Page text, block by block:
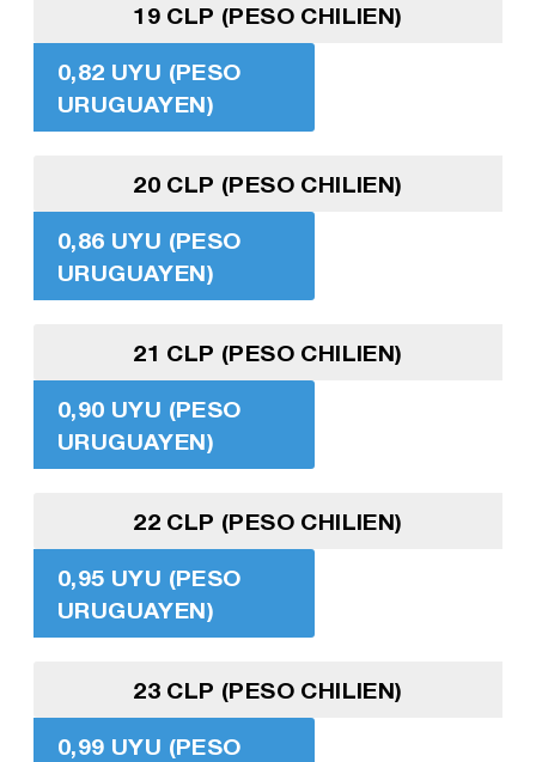
19 CLP (PESO CHILIEN)
0,82 UYU (PESO
URUGUAYEN)
20 CLP (PESO CHILIEN)
0,86 UYU (PESO
URUGUAYEN)
21 CLP (PESO CHILIEN)
0,90 UYU (PESO
URUGUAYEN)
22 CLP (PESO CHILIEN)
0,95 UYU (PESO
URUGUAYEN)
23 CLP (PESO CHILIEN)
0,99 UYU (PESO